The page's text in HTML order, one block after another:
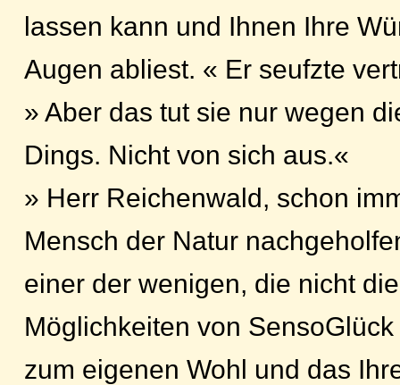
lassen kann und Ihnen Ihre
Augen abliest. « Er seufzte
» Aber das tut sie nur wegen
Dings. Nicht von sich aus.«
» Herr Reichenwald, schon
Mensch der Natur
einer der wenigen, die nicht
Möglichkeiten von
zum eigenen Wohl und das